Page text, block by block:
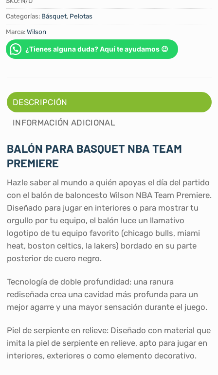
Categorías: Básquet, Pelotas
Marca:Wilson
¿Tienes alguna duda? Aquí te ayudamos 😉
DESCRIPCIÓN
INFORMACIÓN ADICIONAL
BALÓN PARA BASQUET NBA TEAM
PREMIERE
Hazle saber al mundo a quién apoyas el día del partido
con el balón de baloncesto Wilson NBA Team Premiere.
Diseñado para jugar en interiores o para mostrar tu
orgullo por tu equipo, el balón luce un llamativo
logotipo de tu equipo favorito (chicago bulls, miami
heat, boston celtics, la lakers) bordado en su parte
posterior de cuero negro.
Tecnología de doble profundidad: una ranura
rediseñada crea una cavidad más profunda para un
mejor agarre y una mayor sensación durante el juego.
Piel de serpiente en relieve: Diseñado con material que
imita la piel de serpiente en relieve, apto para jugar en
interiores, exteriores o como elemento decorativo.